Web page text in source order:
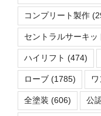
コンプリート製作
セントラルサーキッ
ハイリフト (474)
ローブ (1785)
全塗装 (606) 公